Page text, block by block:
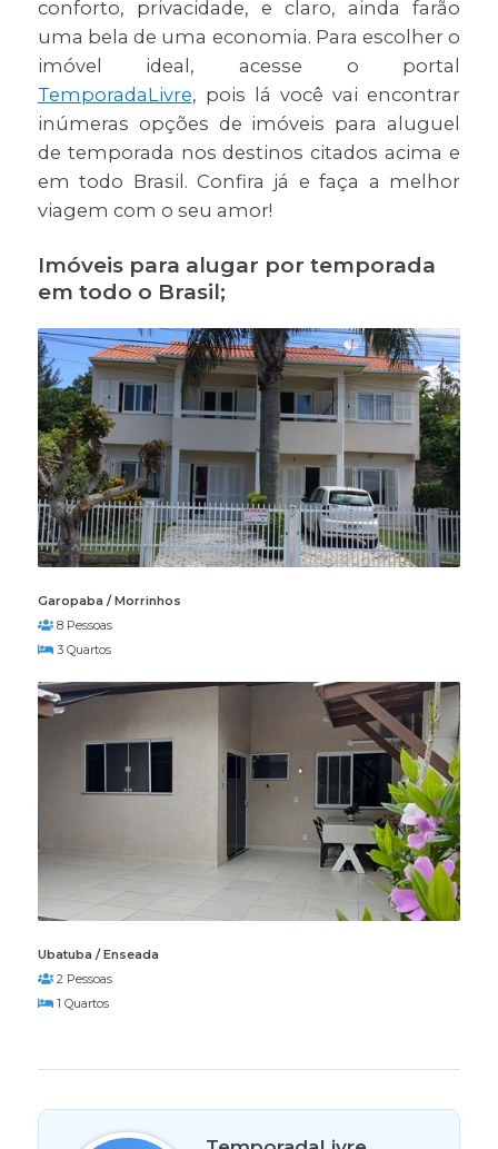
conforto, privacidade, e claro, ainda farão
uma bela de uma economia. Para escolher o
imóvel ideal, acesse o portal
TemporadaLivre, pois lá você vai encontrar
inúmeras opções de imóveis para aluguel
de temporada nos destinos citados acima e
em todo Brasil. Confira já e faça a melhor
viagem com o seu amor!
Imóveis para alugar por temporada
em todo o Brasil;
Garopaba / Morrinhos
8 Pessoas
3 Quartos
Ubatuba / Enseada
2 Pessoas
1 Quartos